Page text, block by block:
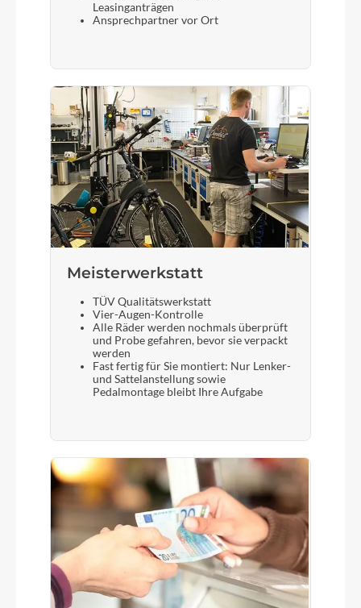
Leasinganträgen
Ansprechpartner vor Ort
Meisterwerkstatt
TÜV Qualitätswerkstatt
Vier-Augen-Kontrolle
Alle Räder werden nochmals überprüft
und Probe gefahren, bevor sie verpackt
werden
Fast fertig für Sie montiert: Nur Lenker-
und Sattelanstellung sowie
Pedalmontage bleibt Ihre Aufgabe